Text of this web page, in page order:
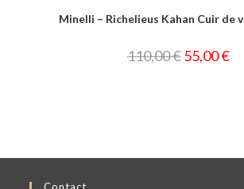
Minelli – Richelieus Kahan Cuir de
110,00€ 55,00€